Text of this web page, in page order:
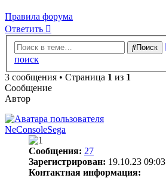
Правила форума
Ответить
Поиск
поиск
3 сообщения • Страница 1 из 1
Сообщение
Автор
NeConsoleSega
Сообщения: 27
Зарегистрирован: 19.10.23 09:03
Контактная информация: